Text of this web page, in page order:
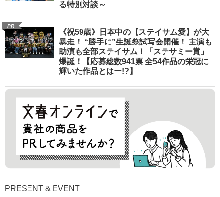
る特別対談～
PR
《祝59歳》日本中の【ステイサム愛】が大
暴走！ “勝手に”生誕祭試写会開催！ 主演も
助演も全部ステイサム！「ステサミー賞」
爆誕！【応募総数941票 全54作品の栄冠に
輝いた作品とはー!?】
PRESENT & EVENT